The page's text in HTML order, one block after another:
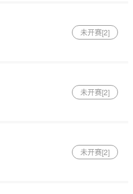
未开赛[2]
未开赛[2]
未开赛[2]